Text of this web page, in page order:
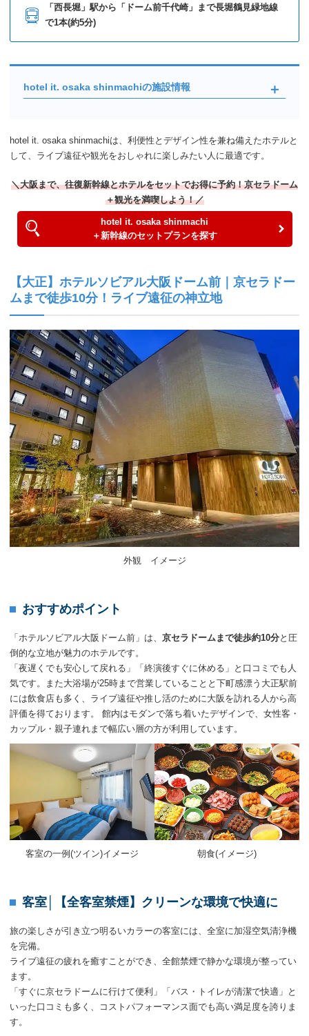
「西長堀」駅から「ドーム前千代崎」まで長堀鶴見緑地線
で1本(約5分)
hotel it. osaka shinmachiの施設情報
hotel it. osaka shinmachiは、利便性とデザイン性を兼ね備えたホテルと
して、ライブ遠征や観光をおしゃれに楽しみたい人に最適です。
＼大阪まで、往復新幹線とホテルをセットでお得に予約！京セラドーム
＋観光を満喫しよう！／
hotel it. osaka shinmachi
＋新幹線のセットプランを探す
【大正】ホテルソビアル大阪ドーム前｜京セラドー
ムまで徒歩10分！ライブ遠征の神立地
外観 イメージ
おすすめポイント
「ホテルソビアル大阪ドーム前」は、 京セラドームまで徒歩約10分と圧
倒的な立地が魅力のホテルです。
「夜遅くでも安心して戻れる」「終演後すぐに休める」と口コミでも人
気です。また大浴場が25時まで営業していることと下町感漂う大正駅前
には飲食店も多く、ライブ遠征や推し活のために大阪を訪れる人から高
評価を得ております。 館内はモダンで落ち着いたデザインで、女性客・
カップル・親子連れまで幅広い層の方が利用しています。
客室の一例(ツイン)イメージ 朝食(イメージ)
客室│【全客室禁煙】クリーンな環境で快適に
旅の楽しさが引き立つ明るいカラーの客室には、全室に加湿空気清浄機
を完備。
ライブ遠征の疲れを癒すことができ、全館禁煙で静かな環境が整ってい
ます。
「すぐに京セラドームに行けて便利」「バス・トイレが清潔で快適」と
いった口コミも多く、コストパフォーマンス面でも高い満足度を誇りま
す。